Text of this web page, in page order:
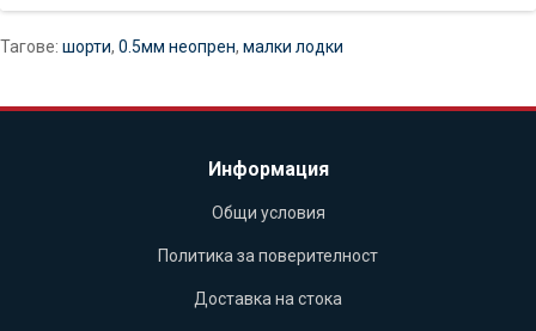
Тагове: шорти, 0.5мм неопрен, малки лодки
Информация
Общи условия
Политика за поверителност
Доставка на стока